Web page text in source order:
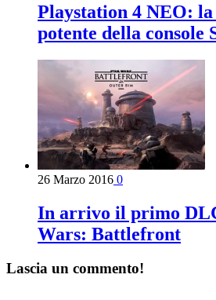
Playstation 4 NEO:
potente della console
26 Marzo 2016 0
In arrivo il primo
Wars: Battlefront
Lascia un commento!